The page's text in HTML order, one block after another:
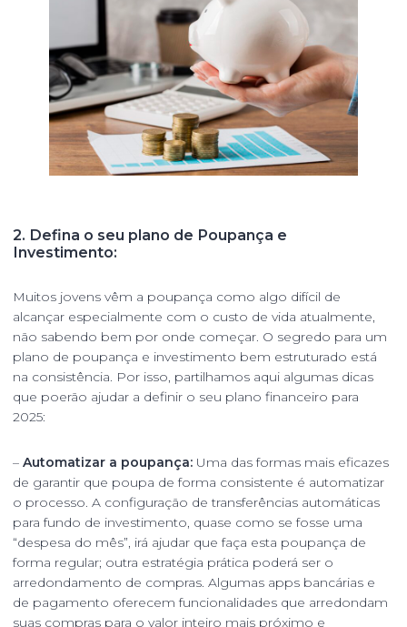
2. Defina o seu plano de Poupança e
Investimento:
Muitos jovens vêm a poupança como algo difícil de
alcançar especialmente com o custo de vida atualmente,
não sabendo bem por onde começar. O segredo para um
plano de poupança e investimento bem estruturado está
na consistência. Por isso, partilhamos aqui algumas dicas
que poerão ajudar a definir o seu plano financeiro para
2025:
– Automatizar a poupança: Uma das formas mais eficazes
de garantir que poupa de forma consistente é automatizar
o processo. A configuração de transferências automáticas
para fundo de investimento, quase como se fosse uma
“despesa do mês”, irá ajudar que faça esta poupança de
forma regular; outra estratégia prática poderá ser o
arredondamento de compras. Algumas apps bancárias e
de pagamento oferecem funcionalidades que arredondam
suas compras para o valor inteiro mais próximo e